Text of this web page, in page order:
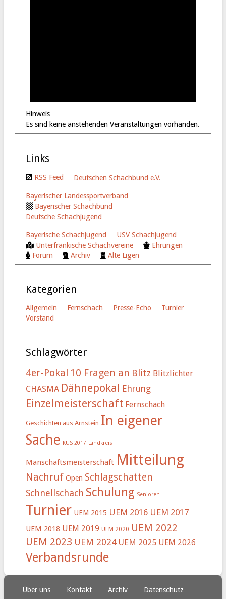
Hinweis
Es sind keine anstehenden Veranstaltungen vorhanden.
Links
RSS Feed Deutschen Schachbund e.V.
Bayerischer Landessportverband
Bayerischer Schachbund
Deutsche Schachjugend
Bayerische Schachjugend
USV Schachjugend
Unterfränkische Schachvereine
Ehrungen
Forum
Archiv Alte Ligen
Kategorien
Allgemein Fernschach Presse-Echo
Turnier
Vorstand
Schlagwörter
4er-Pokal 10 Fragen an Blitz Blitzlichter
CHASMA Dähnepokal Ehrung
Einzelmeisterschaft Fernschach
Geschichten aus Arnstein In eigener
Sache KUS 2017 Landkreis
Manschaftsmeisterschaft Mitteilung
Nachruf Open Schlagschatten
Schnellschach Schulung Senioren
Turnier UEM 2015 UEM 2016 UEM 2017
UEM 2018 UEM 2019 UEM 2020 UEM 2022
UEM 2023 UEM 2024 UEM 2025 UEM 2026
Verbandsrunde
Über uns Kontakt Archiv Datenschutz